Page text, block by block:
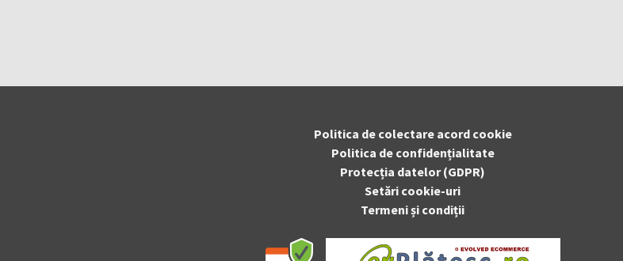
Politica de colectare acord cookie
Politica de confidențialitate
Protecția datelor (GDPR)
Setări cookie-uri
Termeni și condiții